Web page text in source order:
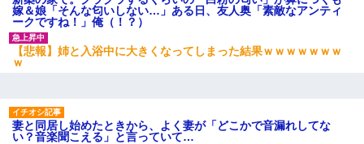
嫁＆娘「そんな匂いしない…」ある日、友人奥「素敵なアンティ
ークですね！」俺（！？）
【悲報】姉と入浴中に大きくなってしまった結果ｗｗｗｗｗｗｗ
ｗ
妻と同居し始めたときから、よく妻が「どこかで音漏れしてな
い？音楽聞こえる」と言っていて…